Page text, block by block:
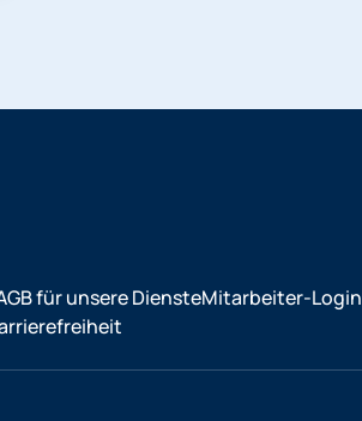
für unsere DiensteMitarbeiter-Login